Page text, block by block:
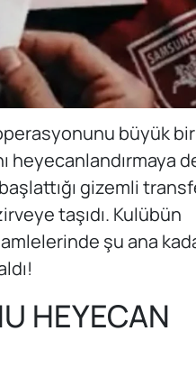
büyük bir
gizemli
taşıdı. Kulübün
şu ana
HEYECAN